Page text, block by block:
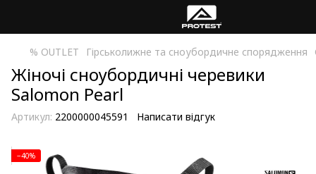
% OUTLET Гірськолижне та сноубордичне спорядження
Жіночі сноубордичні черевики
Salomon Pearl
Артикул: 2200000045591 Написати відгук
−40%